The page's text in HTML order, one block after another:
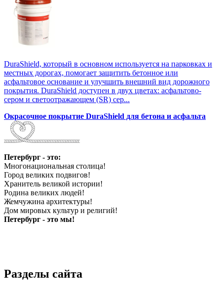
DuraShield, который в основном используется на парковках и
местных дорогах, помогает защитить бетонное или
асфальтовое основание и улучшить внешний вид дорожного
покрытия. DuraShield доступен в двух цветах: асфальтово-
сером и светоотражающем (SR) сер...
Окрасочное покрытие DuraShield для бетона и асфальта
Петербург - это:
Многонациональная столица!
Город великих подвигов!
Хранитель великой истории!
Родина великих людей!
Жемчужина архитектуры!
Дом мировых культур и религий!
Петербург - это мы!
Разделы сайта